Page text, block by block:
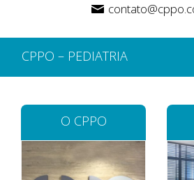
CPPO – PEDIATRIA
O CPPO